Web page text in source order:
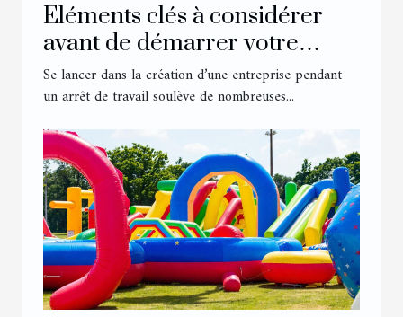
Éléments clés à considérer
avant de démarrer votre
entreprise en étant en arrêt
Se lancer dans la création d’une entreprise pendant
un arrêt de travail soulève de nombreuses...